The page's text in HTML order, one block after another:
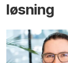
løsning